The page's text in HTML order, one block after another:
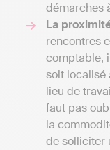
démarches
La
rencontres
comptable,
soit localisé
lieu de
faut pas
la
de solliciter